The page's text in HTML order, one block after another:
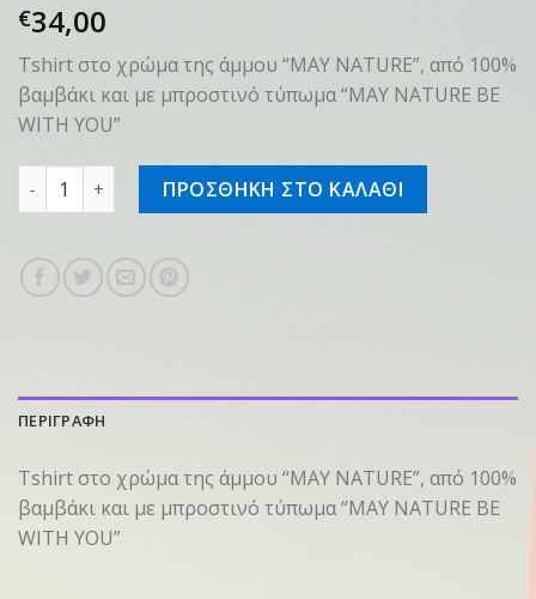
€34,00
Tshirt στο χρώμα της άμμου “MAY NATURE”, από 100%
βαμβάκι και με μπροστινό τύπωμα “MAY NATURE BE
WITH YOU”
T-Shirt "may the nature" στο χρώμα της άμμου, XL
ΠΡΟΣΘΗΚΗ ΣΤΟ ΚΑΛΑΘΙ
ΠΕΡΙΓΡΑΦΗ
Tshirt στο χρώμα της άμμου “MAY NATURE”, από 100%
βαμβάκι και με μπροστινό τύπωμα “MAY NATURE BE
WITH YOU”